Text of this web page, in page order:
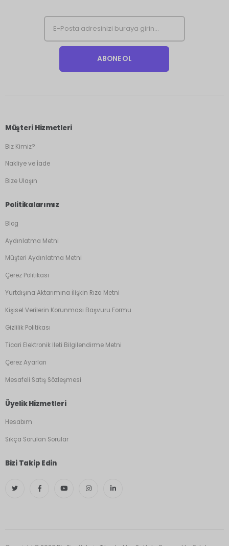
Müşteri Hizmetleri
Biz Kimiz?
Nakliye ve İade
Bize Ulaşın
Politikalarımız
Blog
Aydınlatma Metni
Müşteri Aydınlatma Metni
Çerez Politikası
Yurtdışına Aktarımına İlişkin Rıza Metni
Kişisel Verilerin Korunması Başvuru Formu
Gizlilik Politikası
Ticari Elektronik İleti Bilgilendirme Metni
Çerez Ayarları
Mesafeli Satış Sözleşmesi
Üyelik Hizmetleri
Hesabım
Sıkça Sorulan Sorular
Bizi Takip Edin